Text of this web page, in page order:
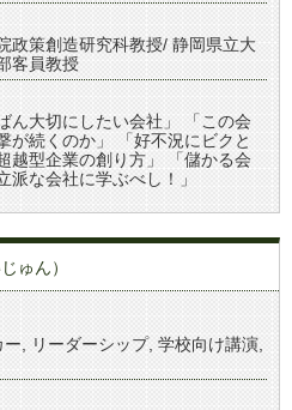
政策創造研究科教授/ 静岡県立大
客員教授
ん大切にしたい会社」 「この会
が続くのか」 「好不況にビクと
越型企業の創り方」 「儲かる会
派な会社に学ぶべし！」
ゅん）
ー リーダーシップ, 学校向け講演